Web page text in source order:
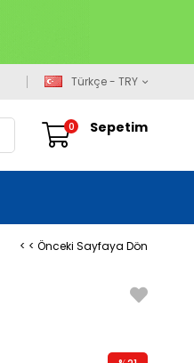
Türkçe - TRY
Sepetim
0
< < Önceki Sayfaya Dön